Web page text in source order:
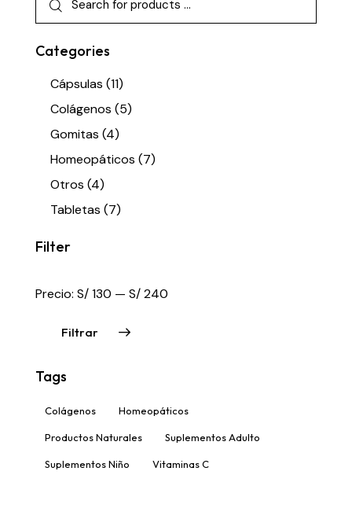
Categories
Cápsulas (11)
Colágenos (5)
Gomitas (4)
Homeopáticos (7)
Otros (4)
Tabletas (7)
Filter
Filtrar
Precio: S/ 130 — S/ 240
Tags
Colágenos Homeopáticos
Productos Naturales Suplementos Adulto
Suplementos Niño Vitaminas C